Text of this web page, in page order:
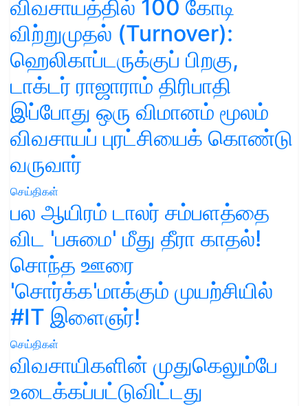
விவசாயத்தில் 100 கோடி
விற்றுமுதல் (Turnover):
ஹெலிகாப்டருக்குப் பிறகு,
டாக்டர் ராஜாராம் திரிபாதி
இப்போது ஒரு விமானம் மூலம்
விவசாயப் புரட்சியைக் கொண்டு
வருவார்
செய்திகள்
பல ஆயிரம் டாலர் சம்பளத்தை
விட 'பசுமை' மீது தீரா காதல்!
சொந்த ஊரை
'சொர்க்க'மாக்கும் முயற்சியில்
#IT இளைஞர்!
செய்திகள்
விவசாயிகளின் முதுகெலும்பே
உடைக்கப்பட்டுவிட்டது